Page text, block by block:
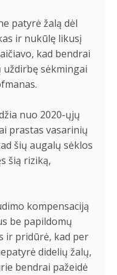
patyrė žalą dėl
ir nukūlę likusį
kad bendrai
sėkmingai
nuo 2020-ųjų
prastas vasarinių
šių augalų sėklos
šią riziką,
kompensaciją
be papildomų
ir pridūrė, kad per
didelių žalų,
bendrai pažeidė